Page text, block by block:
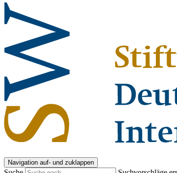
Navigation auf- und zuklappen